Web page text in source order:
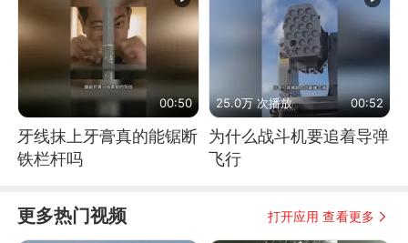
00:50
牙线抹上牙膏真的能锯断
铁栏杆吗
25.0万 次播放 00:52
为什么战斗机要追着导弹
飞行
更多热门视频 打开应用 查看更多